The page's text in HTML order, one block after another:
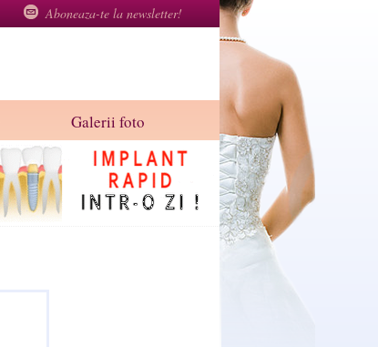
Aboneaza-te la newsletter!
Galerii foto